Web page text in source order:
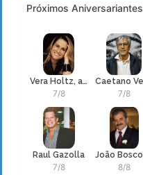
Próximos Aniversariantes
Vera Holtz, atriz
7/8 7/8
Raul Gazolla
7/8 8/8